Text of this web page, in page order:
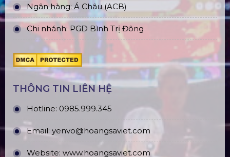
Ngân hàng: Á Châu (ACB)
Chi nhánh: PGD Bình Trị Đông
THÔNG TIN LIÊN HỆ
Hotline: 0985.999.345
Email: yenvo@hoangsaviet.com
Website: www.hoangsaviet.com